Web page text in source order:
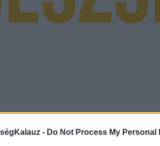
- Do Not Process My Personal